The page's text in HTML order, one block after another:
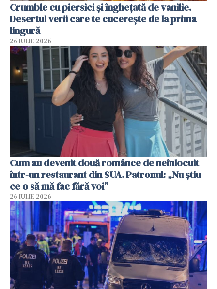
Crumble cu piersici și înghețată de vanilie.
Desertul verii care te cucerește de la prima
lingură
26 IULIE 2026
Cum au devenit două românce de neînlocuit
într-un restaurant din SUA. Patronul: „Nu știu
ce o să mă fac fără voi”
26 IULIE 2026